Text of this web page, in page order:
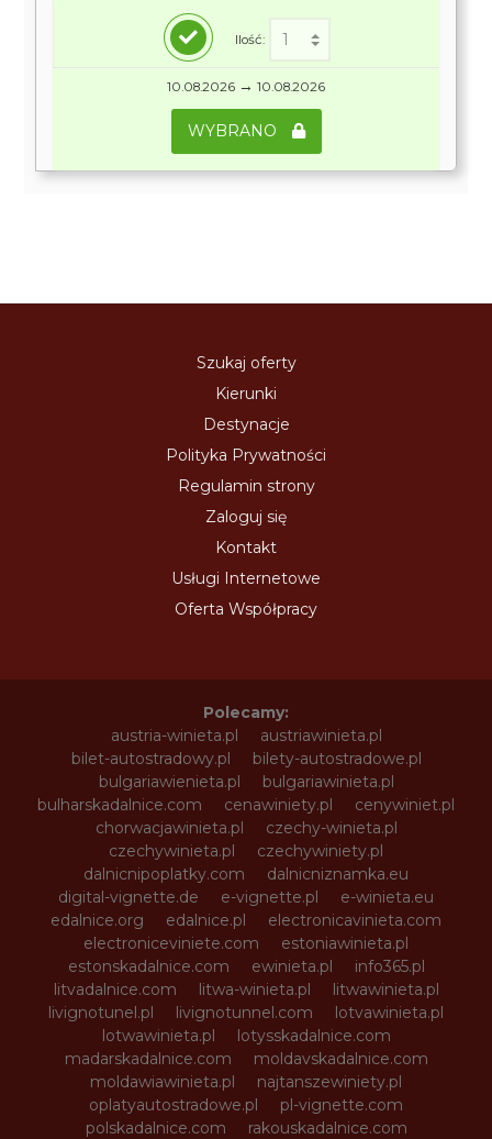
Ilość:
10.08.2026 → 10.08.2026
WYBRANO
Szukaj oferty
Kierunki
Destynacje
Polityka Prywatności
Regulamin strony
Zaloguj się
Kontakt
Usługi Internetowe
Oferta Współpracy
Polecamy:
austria-winieta.pl
austriawinieta.pl
bilet-autostradowy.pl
bilety-autostradowe.pl
bulgariawienieta.pl
bulgariawinieta.pl
bulharskadalnice.com
cenawiniety.pl
cenywiniet.pl
chorwacjawinieta.pl
czechy-winieta.pl
czechywinieta.pl
czechywiniety.pl
dalnicnipoplatky.com
dalnicniznamka.eu
digital-vignette.de
e-vignette.pl
e-winieta.eu
edalnice.org
edalnice.pl
electronicavinieta.com
electroniceviniete.com
estoniawinieta.pl
estonskadalnice.com
ewinieta.pl
info365.pl
litvadalnice.com
litwa-winieta.pl
litwawinieta.pl
livignotunel.pl
livignotunnel.com
lotvawinieta.pl
lotwawinieta.pl
lotysskadalnice.com
madarskadalnice.com
moldavskadalnice.com
moldawiawinieta.pl
najtanszewiniety.pl
oplatyautostradowe.pl
pl-vignette.com
polskadalnice.com
rakouskadalnice.com